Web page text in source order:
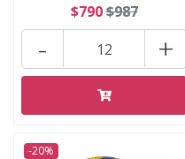
$790$987
+
-
-20%